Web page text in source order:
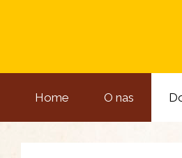
Home O nas